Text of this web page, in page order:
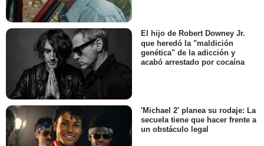
El hijo de Robert Downey Jr.
que heredó la "maldición
genética" de la adicción y
acabó arrestado por cocaína
'Michael 2' planea su rodaje: La
secuela tiene que hacer frente a
un obstáculo legal